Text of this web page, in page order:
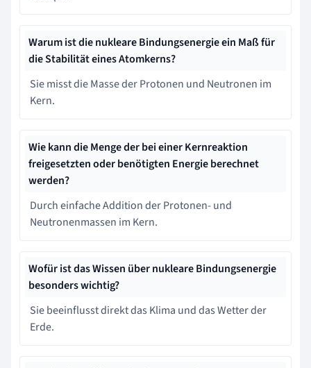
Warum ist die nukleare Bindungsenergie ein Maß für
die Stabilität eines Atomkerns?
Sie misst die Masse der Protonen und Neutronen im
Kern.
Wie kann die Menge der bei einer Kernreaktion
freigesetzten oder benötigten Energie berechnet
werden?
Durch einfache Addition der Protonen- und
Neutronenmassen im Kern.
Wofür ist das Wissen über nukleare Bindungsenergie
besonders wichtig?
Sie beeinflusst direkt das Klima und das Wetter der
Erde.